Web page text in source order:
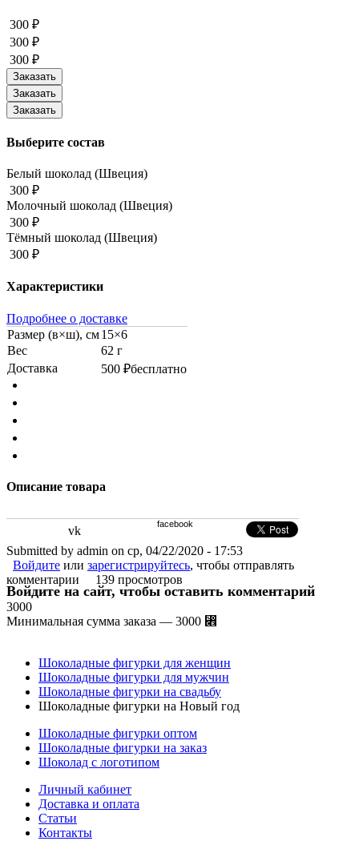
300 ₽
300 ₽
300 ₽
Выберите состав
Белый шоколад (Швеция)
300 ₽
Молочный шоколад (Швеция)
300 ₽
Тёмный шоколад (Швеция)
300 ₽
Характеристики
Подробнее о доставке
Размер (в×ш), см15×6
Вес
62 г
Доставка
500 ₽бесплатно
Описание товара
vk facebook
Submitted by admin on ср, 04/22/2020 - 17:53
Войдите или зарегистрируйтесь, чтобы отправлять
комментарии
139 просмотров
Войдите на сайт, чтобы оставить комментарий
3000
Минимальная сумма заказа — 3000 ⃎
Шоколадные фигурки для женщин
Шоколадные фигурки для мужчин
Шоколадные фигурки на свадьбу
Шоколадные фигурки на Новый год
Шоколадные фигурки оптом
Шоколадные фигурки на заказ
Шоколад с логотипом
Личный кабинет
Доставка и оплата
Статьи
Контакты